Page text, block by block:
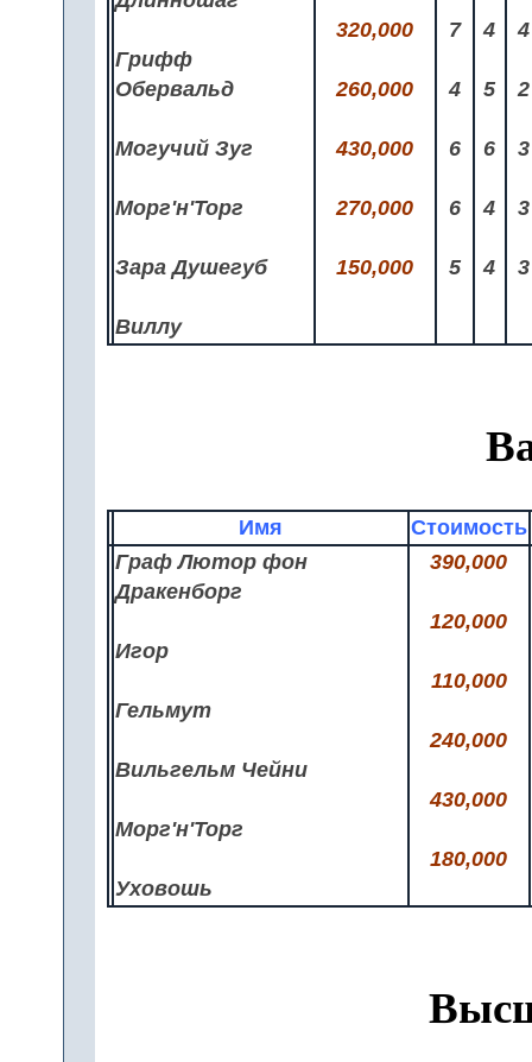
Грифф
Обервальд
Могучий Зуг
Морг'н'Торг
Зара Душегуб
Виллу
320,000
260,000
430,000
270,000
150,000
7
4
6
6
5
4
5
6
4
4
4
2
3
3
3
Имя Стоимость
Граф Лютор фон
Дракенборг
Игор
Гельмут
Вильгельм Чейни
Морг'н'Торг
Уховошь
390,000
120,000
110,000
240,000
430,000
180,000